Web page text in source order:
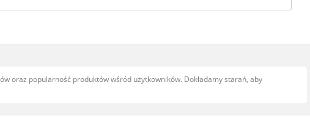
oraz popularność produktów wśród użytkowników. Dokładamy starań, aby